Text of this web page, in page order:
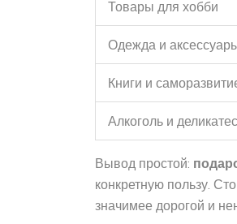
Товары для хобби
Одежда и
Книги и
Алкоголь и
Вывод простой:
конкретную пользу.
значимее дорогой и